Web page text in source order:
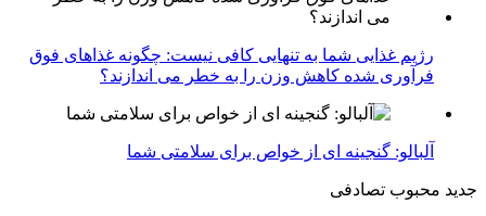
رژیم غذایی شما به تنهایی کافی نیست: چگونه غذاهای فوق
فرآوری شده کاهش وزن را به خطر می اندازند؟
آلبالو: گنجینه ای از خواص برای سلامتی شما
جدید محبوب تصادفی